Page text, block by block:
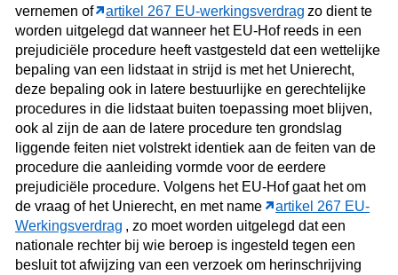
vernemen of
artikel 267 EU-werkingsverdrag zo dient te
worden uitgelegd dat wanneer het EU-Hof reeds in een
prejudiciële procedure heeft vastgesteld dat een wettelijke
bepaling van een lidstaat in strijd is met het Unierecht,
deze bepaling ook in latere bestuurlijke en gerechtelijke
procedures in die lidstaat buiten toepassing moet blijven,
ook al zijn de aan de latere procedure ten grondslag
liggende feiten niet volstrekt identiek aan de feiten van de
procedure die aanleiding vormde voor de eerdere
prejudiciële procedure. Volgens het EU-Hof gaat het om
de vraag of het Unierecht, en met name
artikel 267 EU-
Werkingsverdrag , zo moet worden uitgelegd dat een
nationale rechter bij wie beroep is ingesteld tegen een
besluit tot afwijzing van een verzoek om herinschrijving